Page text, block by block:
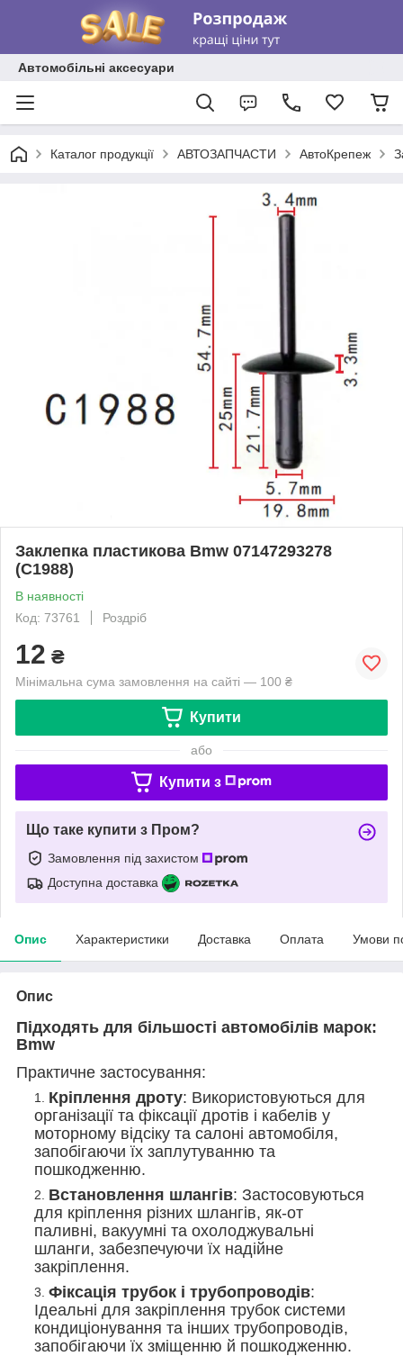
Автомобільні аксесуари
Каталог продукції АВТОЗАПЧАСТИ АвтоКрепеж
Заклепка пластикова Bmw 07147293278
(C1988)
В наявності
Код: 73761
Роздріб
12 ₴
Мінімальна сума замовлення на сайті — 100 ₴
Купити
або
Купити з
Що таке купити з Пром?
Замовлення під захистом
Доступна доставка
Опис Характеристики Доставка Оплата Умови
Опис
Підходять для більшості автомобілів марок:
Bmw
Практичне застосування:
Кріплення дроту: Використовуються для
організації та фіксації дротів і кабелів у
моторному відсіку та салоні автомобіля,
запобігаючи їх заплутуванню та
пошкодженню.
Встановлення шлангів: Застосовуються
для кріплення різних шлангів, як-от
паливні, вакуумні та охолоджувальні
шланги, забезпечуючи їх надійне
закріплення.
Фіксація трубок і трубопроводів:
Ідеальні для закріплення трубок системи
кондиціонування та інших трубопроводів,
запобігаючи їх зміщенню й пошкодженню.